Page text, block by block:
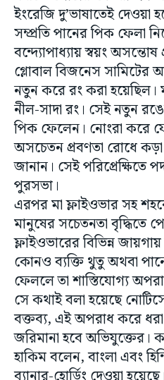
ইংরেজি দু’ভাষাতেই দেওয়া
সম্প্রতি পানের পিক ফেলা
বন্দ্যোপাধ্যায় স্বয়ং
গ্লোবাল বিজনেস সামিটের
নতুন করে রং করা হয়েছিল।
নীল-সাদা রং। সেই নতুন
পিক ফেলেন। নোংরা করে
অসচেতন প্রবণতা রোধে
জানান। সেই পরিপ্রেক্ষিতে
পুরসভা।
এরপর মা ফ্লাইওভার সহ
মানুষের সচেতনতা বৃদ্ধিতে
ফ্লাইওভারের বিভিন্ন জায়গায়
কোনও ব্যক্তি থুতু অথবা
ফেললে তা শাস্তিযোগ্য
সে কথাই বলা হয়েছে
বক্তব্য, এই অপরাধ করে
জরিমানা হবে অভিযুক্তের।
হাকিম বলেন, বাংলা এবং